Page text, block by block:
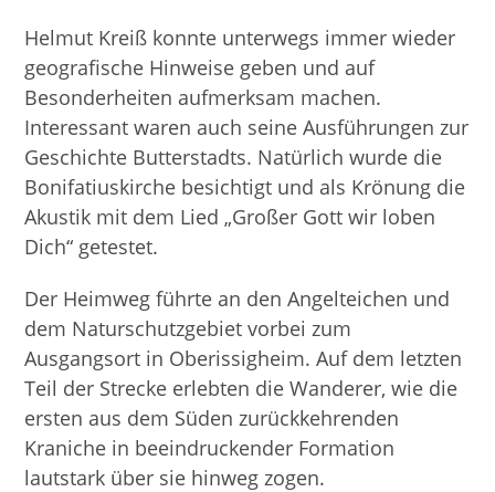
Helmut Kreiß konnte unterwegs immer wieder
geografische Hinweise geben und auf
Besonderheiten aufmerksam machen.
Interessant waren auch seine Ausführungen zur
Geschichte Butterstadts. Natürlich wurde die
Bonifatiuskirche besichtigt und als Krönung die
Akustik mit dem Lied „Großer Gott wir loben
Dich“ getestet.
Der Heimweg führte an den Angelteichen und
dem Naturschutzgebiet vorbei zum
Ausgangsort in Oberissigheim. Auf dem letzten
Teil der Strecke erlebten die Wanderer, wie die
ersten aus dem Süden zurückkehrenden
Kraniche in beeindruckender Formation
lautstark über sie hinweg zogen.